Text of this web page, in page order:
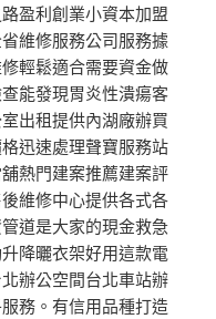
盈利創業小資本加盟
維修服務公司服務據
輕鬆適合需要資金做
能發現胃炎性潰瘍客
出租提供內湖廠辦買
迅速處理聲寶服務站
熱門建案推薦建案評
維修中心提供各式各
道是大家的現金救急
降曬衣架好用這款電
辦公空間台北車站辦
務。有信用品種打造